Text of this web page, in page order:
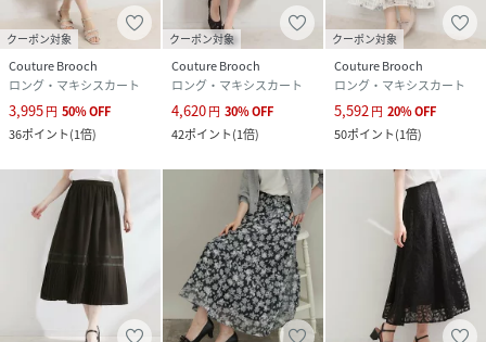
性別タイプ レディース
原産国 中国製
素材
表地：ポリエステル47％ レーヨン43％ ナイロン
10％ 裏地：ポリエステル100％
サイズ 36(S)、38(M)、40(L)、42(LL)
クリーニング
品番
RT1135_20260150875054
20260150875054-001-36 RT1135
クーポン対象
Couture Brooch
ロング・マキシスカート
3,995円 50%OFF
36ポイント(1倍)
クーポン対象
Couture Brooch
ロング・マキシスカート
4,620円 30%OFF
42ポイント(1倍)
クーポン対象
Couture Brooch
ロング・マキシスカート
5,592円 20%OFF
50ポイント(1倍)